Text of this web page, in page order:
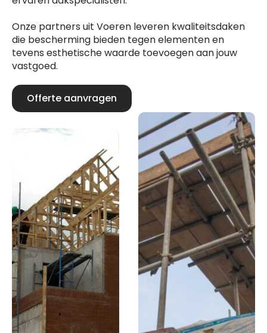
Onze partners uit Voeren leveren kwaliteitsdaken
die bescherming bieden tegen elementen en
tevens esthetische waarde toevoegen aan jouw
vastgoed.
Offerte aanvragen